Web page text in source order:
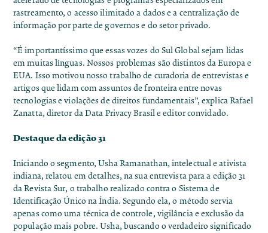
rastreamento, o acesso ilimitado a dados e a centralização de
informação por parte de governos e do setor privado.
“É importantíssimo que essas vozes do Sul Global sejam lidas
em muitas línguas. Nossos problemas são distintos da Europa e
EUA. Isso motivou nosso trabalho de curadoria de entrevistas e
artigos que lidam com assuntos de fronteira entre novas
tecnologias e violações de direitos fundamentais”, explica Rafael
Zanatta, diretor da Data Privacy Brasil e editor convidado.
Destaque da edição 31
Iniciando o segmento,Usha Ramanathan, intelectual e ativista
indiana, relatou em detalhes, na sua entrevista para a edição 31
da Revista Sur, o trabalho realizado contra o Sistema de
Identificação Único na Índia. Segundo ela, o método servia
apenas como uma técnica de controle, vigilância e exclusão da
população mais pobre. Usha, buscando o verdadeiro significado